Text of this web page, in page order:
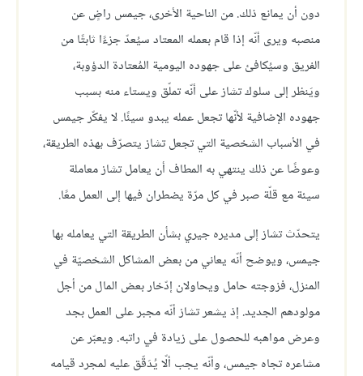
دون أن يمانع ذلك. من الناحية الأخرى، جيمس راضٍ عن
منصبه ويرى أنّه إذا قام بعمله المعتاد سيُعدّ جزءًا ثابتًا من
الفريق وسيُكافئ على جهوده اليومية المُعتادة الدؤوبة،
ويَنظر إلى سلوك تشاز على أنّه تملّق ويستاء منه بسبب
جهوده الإضافية لأنّها تجعل عمله يبدو سيئًا. لا يفكّر جيمس
في الأسباب الشخصية التي تجعل تشاز يتصرّف بهذه الطريقة،
وعوضًا عن ذلك ينتهي به المطاف أن يعامل تشاز معاملة
سيئة مع قلّة صبر في كل مرّة يضطران فيها إلى العمل معًا.
يتحدّث تشاز إلى مديره جيري بشأن الطريقة التي يعامله بها
جيمس، ويوضح أنّه يعاني من بعض المشاكل الشخصيّة في
المنزل، فزوجته حامل ويحاولان إدّخار بعض المال من أجل
مولودهم الجديد. إذ يشعر تشاز أنّه مجبر على العمل بجد
وعرض مواهبه للحصول على زيادة في راتبه. ويعبّر عن
مشاعره تجاه جيمس، وأنّه يجب ألّا يُدَقّق عليه لمجرد قيامه